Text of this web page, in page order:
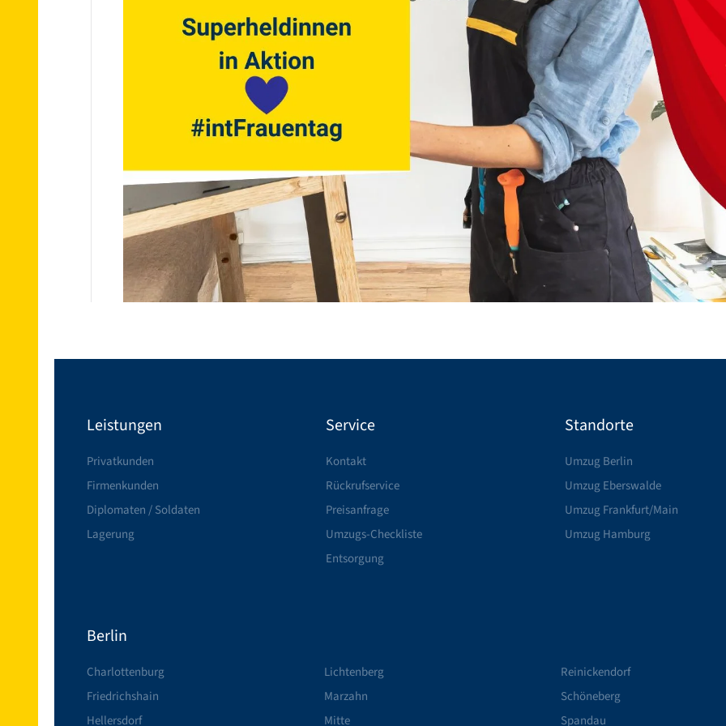
Umzugskostenzuschuss
der Pflegekassen
Referenzen
Leistungen
Privatkunden
Firmenkunden
Diplomaten / Soldaten
Lagerung
Service
Kontakt
Rückrufservice
Preisanfrage
Umzugs-Checkliste
Entsorgung
Standorte
Umzug Berlin
Umzug Eberswalde
Umzug Frankfurt/Main
Umzug Hamburg
Berlin
Charlottenburg
Friedrichshain
Hellersdorf
Lichtenberg
Marzahn
Mitte
Reinickendorf
Schöneberg
Spandau